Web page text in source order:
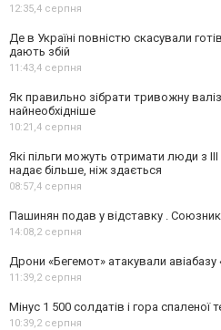
12:35,4 серпня
Де в Україні повністю скасували
дають збій
11:43,4 серпня
Як правильно зібрати тривожну
найнеобхідніше
10:21,4 серпня
Які пільги можуть отримати люди з
надає більше, ніж здається
08:57,4 серпня
Пашинян подав у відставку .
14:08,2 серпня
Дрони «Бегемот» атакували авіабазу
11:39,2 серпня
Мінус 1 500 солдатів і гора спаленої
10:39,2 серпня